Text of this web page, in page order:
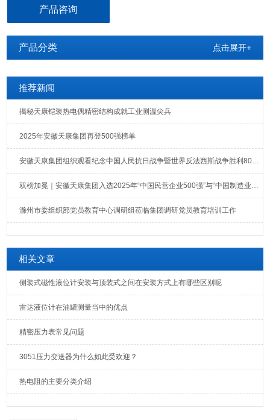
产品咨询
产品分类 点击展开+
推荐新闻
揭秘天康铠装热电偶精密结构成就工业测温尖兵
2025年安徽天康集团再登500强榜单
安徽天康集团组织观看纪念中国人民抗日战争暨世界反法西斯战争胜利80周年大会直播
双榜加冕｜安徽天康集团入选2025年“中国民营企业500强”与“中国制造业民营企业500强”榜单
滁州市委组织部党员教育中心调研组莅临集团调研党员教育培训工作
相关文章
侧装式磁性液位计安装与顶装式之间在安装方式上有哪些区别呢
雷达液位计在油罐测量当中的优点
精密压力表常见问题
3051压力变送器为什么如此受欢迎？
热电阻的主要分类介绍